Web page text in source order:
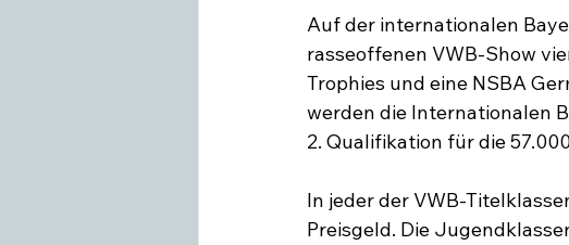
Auf der internationalen
rasseoffenen VWB-Show
Trophies und eine NSBA
werden die Internationalen
2. Qualifikation für die
In jeder der VWB-
Preisgeld. Die